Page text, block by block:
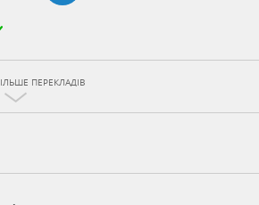
ПЕРЕКЛАДІВ